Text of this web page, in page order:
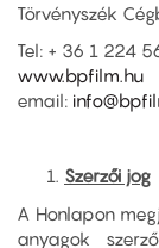
Törvényszék
Tel: + 36 1 224
www.bpfilm.hu
email:
Szerzői jog
A Honlapon
anyagok